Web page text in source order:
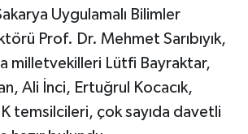
Uygulamalı Bilimler
Prof. Dr. Mehmet Sarıbıyık,
milletvekilleri Lütfi Bayraktar,
Ali İnci, Ertuğrul Kocacık,
temsilcileri, çok sayıda davetli